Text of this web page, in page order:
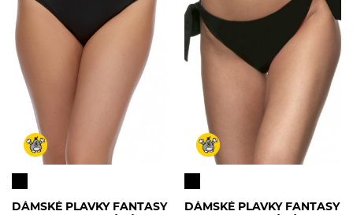
DÁMSKÉ PLAVKY FANTASY
DÁMSKÉ PLAVKY FANTASY